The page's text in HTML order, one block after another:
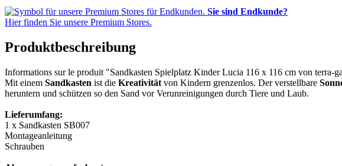
Sie sind Endkunde?
Hier finden Sie unsere Premium Stores.
Produktbeschreibung
Informations sur le produit "Sandkasten Spielplatz Kinder Lucia 116 x 116 cm von terra-
Mit einem Sandkasten ist die Kreativität von Kindern grenzenlos. Der verstellbare
heruntern und schützen so den Sand vor Verunreinigungen durch Tiere und Laub.
Lieferumfang:
1 x Sandkasten SB007
Montageanleitung
Schrauben